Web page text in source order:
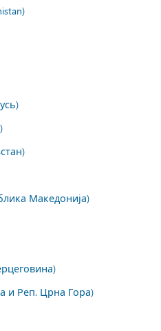
Македонија)
и Реп. Црна Гора)